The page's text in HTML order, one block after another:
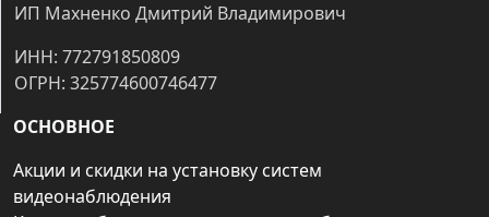
ИП Махненко Дмитрий Владимирович
ИНН: 772791850809
ОГРН: 325774600746477
ОСНОВНОЕ
Акции и скидки на установку систем
видеонаблюдения